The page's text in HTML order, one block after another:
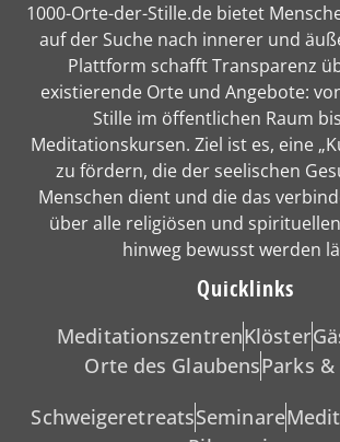
1000-Orte-der-Stille.de bietet
auf der Suche nach innerer und
Plattform schafft Transparenz
existierende Orte und Angebote:
Stille im öffentlichen Raum
Meditationskursen. Ziel ist es, eine
zu fördern, die der seelischen
Menschen dient und die das
über alle religiösen und
hinweg bewusst werden
Quicklinks
MeditationszentrenKlöster
Orte des GlaubensParks
SchweigeretreatsSeminare